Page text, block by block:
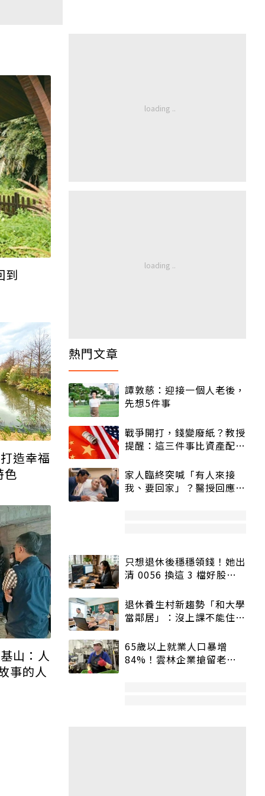
到
造幸福
色
山：人
事的人
熱門文章
譚敦慈：迎接一個人老後，
先想5件事
戰爭開打，錢變廢紙？教授
提醒：這三件事比資產配置
家人臨終突喊「有人來接
我、要回家」？醫授回應方
只想退休後穩穩領錢！她出
清 0056 換這 3 檔好股：
退休養生村新趨勢「和大學
當鄰居」：沒上課不能住、
65歲以上就業人口暴增
84%！雲林企業搶留老員